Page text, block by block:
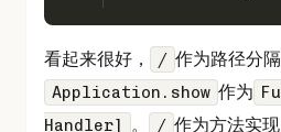
看起来很好， / 作为路径分隔
Application.show 作为
Handler]
。 / 作为方法实